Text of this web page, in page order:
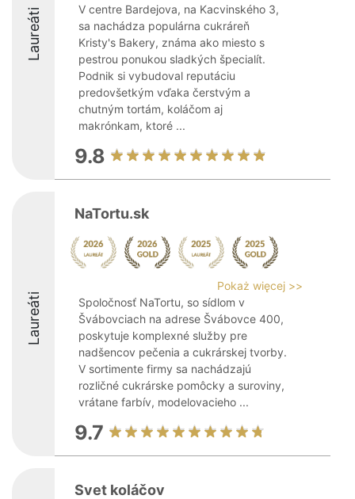
Laureáti
V centre Bardejova, na Kacvinského 3,
sa nachádza populárna cukráreň
Kristy's Bakery, známa ako miesto s
pestrou ponukou sladkých špecialít.
Podnik si vybudoval reputáciu
predovšetkým vďaka čerstvým a
chutným tortám, koláčom aj
makrónkam, ktoré ...
9.8
Laureáti
NaTortu.sk
Pokaż więcej >>
Spoločnosť NaTortu, so sídlom v
Švábovciach na adrese Švábovce 400,
poskytuje komplexné služby pre
nadšencov pečenia a cukrárskej tvorby.
V sortimente firmy sa nachádzajú
rozličné cukrárske pomôcky a suroviny,
vrátane farbív, modelovacieho ...
9.7
Svet koláčov